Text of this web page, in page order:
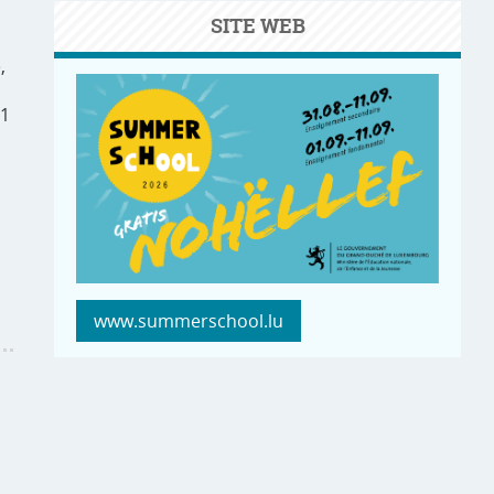
SITE WEB
www.summerschool.lu